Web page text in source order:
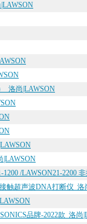
_洛尚|LAWSON
|LAWSON
/LAWSON21-2200
触超声波DNA打断仪_洛
品牌-2022款_洛尚